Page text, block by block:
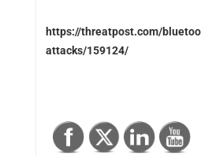
https://threatpost.com/
attacks/159124/